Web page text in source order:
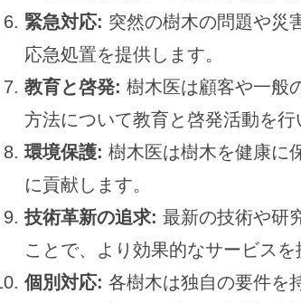
緊急対応: 突然の樹木の問題や災
応急処置を提供します。
教育と啓発: 樹木医は顧客や一般
方法について教育と啓発活動を行
環境保護: 樹木医は樹木を健康に
に貢献します。
技術革新の追求: 最新の技術や研
ことで、より効果的なサービスを
個別対応: 各樹木は独自の要件を